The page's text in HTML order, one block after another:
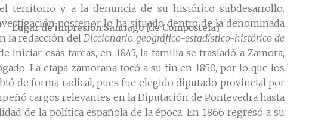
territorio y a la denuncia de su histórico subdesarrollo.
posterior lo ha situado dentro de la denominada
la redacción del Diccionario geográfico-estadístico-histórico de
iniciar esas tareas, en 1845, la familia se trasladó a Zamora,
La etapa zamorana tocó a su fin en 1850, por lo que los
de forma radical, pues fue elegido diputado provincial por
cargos relevantes en la Diputación de Pontevedra hasta
de la política española de la época. En 1866 regresó a su
Lugar de impresión Santiago [de Compostela]